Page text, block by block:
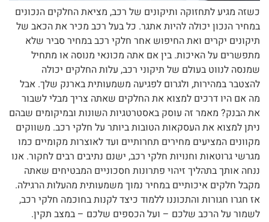
כשזה מגיע לתחזוקה ותיקונים של רכב, מציאת החלקים הנכונים
במחיר הנכון יכולה להיות אתגר. כל בעל רכב מכיר את הכאב של
תיקונים יקרים ואת החיפוש אחר חלקי רכב במחיר סביר שלא
מתפשרים על האיכות. בין אם אתה מכונאי מנוסה או מתחיל
שמנסה לנווט בעולם של תיקוני רכב, עלות החלקים יכולה
להצטבר במהירות, ולגרום לפגיעה משמעותית בארנק שלך. אבל
מה אם היו דרכים למצוא את החלקים שאתה צריך מבלי לשבור
את הבנק? מאמר זה עוסק באסטרטגיות השונות ובמיקומים שבהם
ניתן למצוא את העסקאות הטובות ביותר על חלקי רכב. משווקים
מקוונים המציעים מחירים תחרותיים ועד לאוצרות מקומיים כמו
מגרשי גרוטאות וחנויות חלקי רכב, ישנם נתיבים רבים לחקור. אנו
ננחה אותך בתהליך זיהוי פתרונות חסכוניים המבטיחים שאתה
מקבל חלקים איכותיים במחיר נמוך משמעותית מהעלות הרגילה.
אז חגרו חגורות והתכוננו ללמוד כיצד לקנות בחוכמה חלקי רכב,
לשמור על הרכב שלכם – ועל הכספים שלכם – במצב תקין.